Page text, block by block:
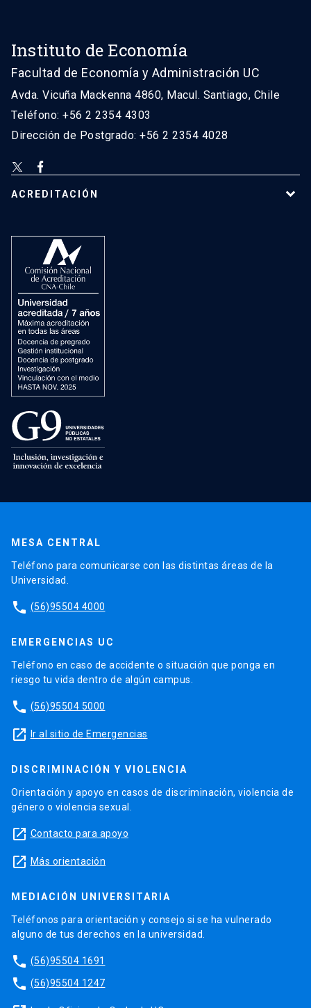
Instituto de Economía
Facultad de Economía y Administración UC
Avda. Vicuña Mackenna 4860, Macul. Santiago, Chile
Teléfono: +56 2 2354 4303
Dirección de Postgrado: +56 2 2354 4028
ACREDITACIÓN
MESA CENTRAL
Teléfono para comunicarse con las distintas áreas de la
Universidad.
phone (56)95504 4000
EMERGENCIAS UC
Teléfono en caso de accidente o situación que ponga en
riesgo tu vida dentro de algún campus.
phone (56)95504 5000
launch Ir al sitio de Emergencias
DISCRIMINACIÓN Y VIOLENCIA
Orientación y apoyo en casos de discriminación, violencia de
género o violencia sexual.
launch Contacto para apoyo
launch Más orientación
MEDIACIÓN UNIVERSITARIA
Teléfonos para orientación y consejo si se ha vulnerado
alguno de tus derechos en la universidad.
phone (56)95504 1691
phone (56)95504 1247